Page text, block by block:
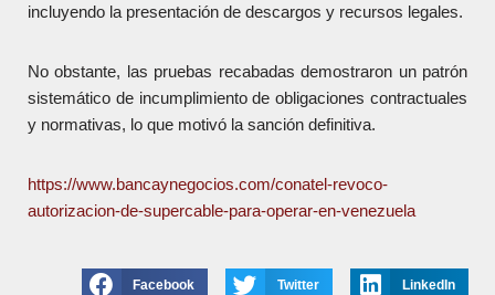
incluyendo la presentación de descargos y recursos legales.
No obstante, las pruebas recabadas demostraron un patrón
sistemático de incumplimiento de obligaciones contractuales
y normativas, lo que motivó la sanción definitiva.
https://www.bancaynegocios.com/conatel-revoco-
autorizacion-de-supercable-para-operar-en-venezuela
Facebook Twitter LinkedIn